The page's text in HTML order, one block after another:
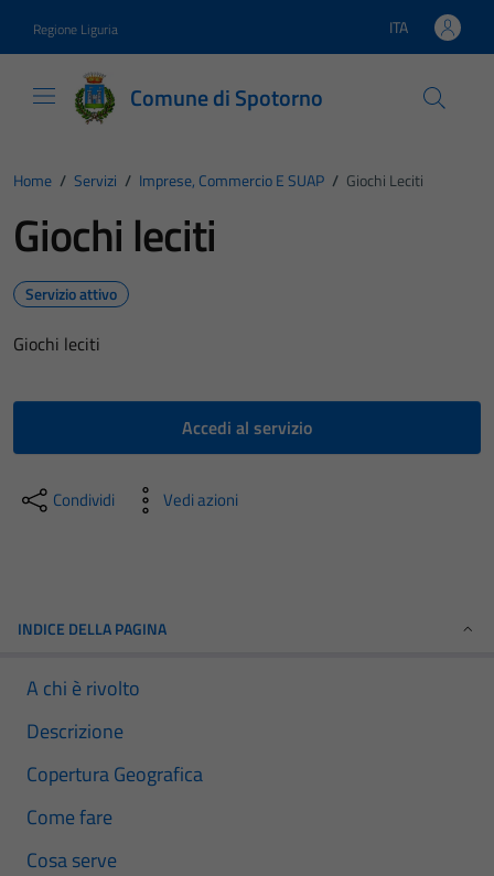
Regione Liguria Lingua attiva:
ITA
Comune di Spotorno
Home / Servizi / Imprese, Commercio E SUAP / Giochi Leciti
Giochi leciti
Servizio attivo
Giochi leciti
Accedi al servizio
Condividi Vedi azioni
INDICE DELLA PAGINA
A chi è rivolto
Descrizione
Copertura Geografica
Come fare
Cosa serve